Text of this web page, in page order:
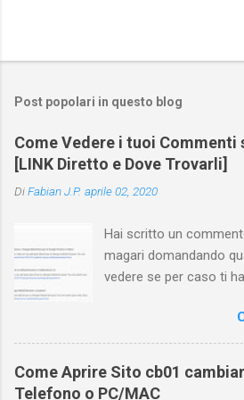
Post popolari in questo blog
Come Vedere i tuoi Commenti
[LINK Diretto e Dove Trovarli]
DiFabian J.P. aprile 02, 2020
Hai scritto un
magari domandando
vedere se per caso ti
nessuna voce del tipo
YouTube " o cose
farlo sia se accedi dal
Come Aprire Sito cb01
Telefono o PC/MAC